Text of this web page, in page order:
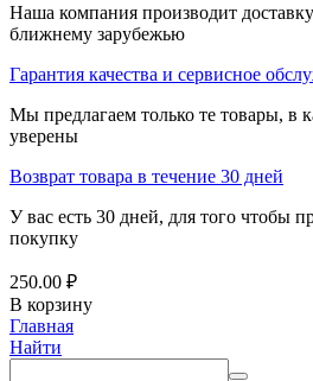
Наша компания производит
ближнему зарубежью
Гарантия качества и сервисное
Мы предлагаем только те товары, в
уверены
Возврат товара в течение 30 дней
У вас есть 30 дней, для того чтобы
покупку
250.00 ₽
В корзину
Главная
Найти